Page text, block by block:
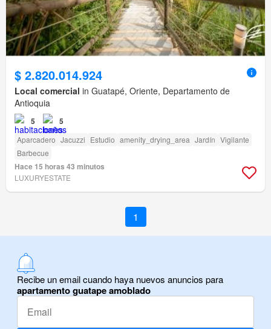
$ 2.820.014.924
Local comercial in Guatapé, Oriente, Departamento de
Antioquia
5 5
Aparcadero Jacuzzi Estudio amenity_drying_area Jardín Vigilante
Barbecue
Hace 15 horas 43 minutos
LUXURYESTATE
1
Recibe un email cuando haya nuevos anuncios para
apartamento guatape amoblado